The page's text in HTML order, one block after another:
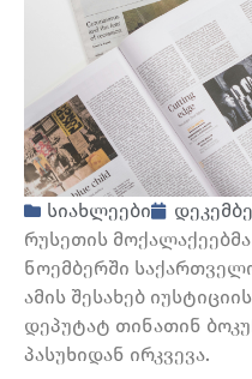
სიახლეები
რუსეთის
ნოემბერში
ამის შესახებ
დეპუტატ თინათინ
პასუხიდან ირკვევა.